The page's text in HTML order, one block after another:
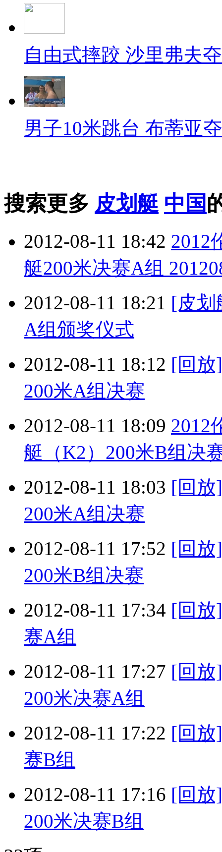
自由式摔跤 沙里弗夫
男子10米跳台 布蒂亚
搜索更多 皮划艇 中国
2012-08-11 18:42 2012
艇200米决赛A组
2012-08-11 18:21 [皮划
A组颁奖仪式
2012-08-11 18:12 [回放
200米A组决赛
2012-08-11 18:09 2012
艇（K2）200米B组决
2012-08-11 18:03 [回放
200米A组决赛
2012-08-11 17:52 [回放
200米B组决赛
2012-08-11 17:34 [回放
赛A组
2012-08-11 17:27 [回放
200米决赛A组
2012-08-11 17:22 [回放
赛B组
2012-08-11 17:16 [回放
200米决赛B组